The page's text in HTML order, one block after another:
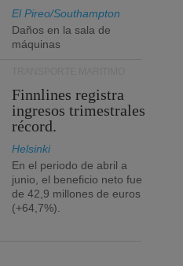
El Pireo/Southampton
Daños en la sala de
máquinas
Finnlines registra
ingresos trimestrales
récord.
Helsinki
En el periodo de abril a
junio, el beneficio neto fue
de 42,9 millones de euros
(+64,7%).